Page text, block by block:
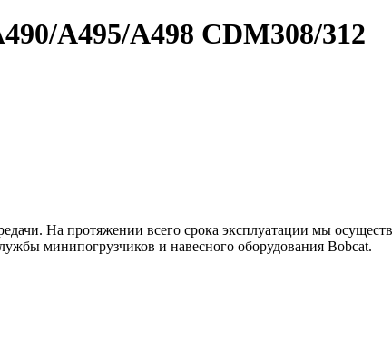
A495/A498 CDM308/312
На протяжении всего срока эксплуатации мы
минипогрузчиков и навесного оборудования Bobcat.